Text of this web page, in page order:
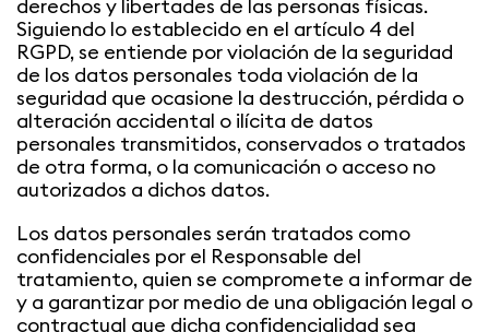
derechos y libertades de las personas físicas.
Siguiendo lo establecido en el artículo 4 del
RGPD, se entiende por violación de la seguridad
de los datos personales toda violación de la
seguridad que ocasione la destrucción, pérdida o
alteración accidental o ilícita de datos
personales transmitidos, conservados o tratados
de otra forma, o la comunicación o acceso no
autorizados a dichos datos.
Los datos personales serán tratados como
confidenciales por el Responsable del
tratamiento, quien se compromete a informar de
y a garantizar por medio de una obligación legal o
contractual que dicha confidencialidad sea